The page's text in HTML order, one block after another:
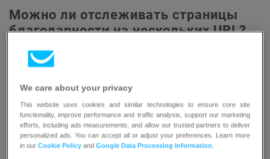
Можно ли отслеживать страницы
благодарности на нескольких URL?
Вы можете отслеживать несколько страниц
звёздочку (*), когда вводите URL страницы
благодарности вСвойствахэлемента Брошенная
корзина. Звёздочка может стоять:
Перед именем домена. Например, если у вас
We care about your privacy
This website uses cookies and similar technologies to ensure core site
functionality, improve performance and traffic analysis, support our marketing
efforts, including ads measurements, and allow our trusted partners to deliver
personalized ads. You can accept all or adjust your preferences. Learn more
in ourCookie Policy andGoogle Data Processing Information.